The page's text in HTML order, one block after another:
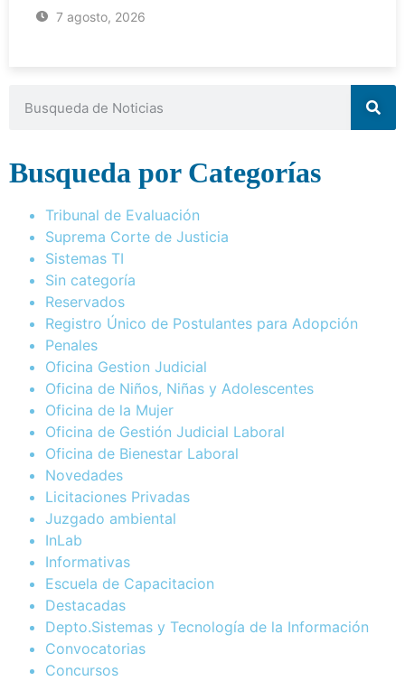
7 agosto, 2026
Busqueda por Categorías
Tribunal de Evaluación
Suprema Corte de Justicia
Sistemas TI
Sin categoría
Reservados
Registro Único de Postulantes para Adopción
Penales
Oficina Gestion Judicial
Oficina de Niños, Niñas y Adolescentes
Oficina de la Mujer
Oficina de Gestión Judicial Laboral
Oficina de Bienestar Laboral
Novedades
Licitaciones Privadas
Juzgado ambiental
InLab
Informativas
Escuela de Capacitacion
Destacadas
Depto.Sistemas y Tecnología de la Información
Convocatorias
Concursos